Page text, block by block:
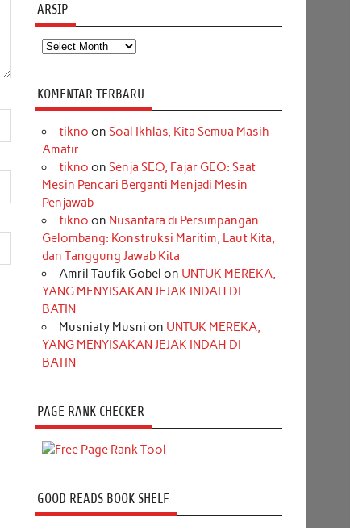
ARSIP
Arsip
KOMENTAR TERBARU
tikno on Soal Ikhlas, Kita Semua Masih
Amatir
tikno on Senja SEO, Fajar GEO: Saat
Mesin Pencari Berganti Menjadi Mesin
Penjawab
tikno on Nusantara di Persimpangan
Gelombang: Konstruksi Maritim, Laut Kita,
dan Tanggung Jawab Kita
Amril Taufik Gobel on UNTUK MEREKA,
YANG MENYISAKAN JEJAK INDAH DI
BATIN
Musniaty Musni on UNTUK MEREKA,
YANG MENYISAKAN JEJAK INDAH DI
BATIN
PAGE RANK CHECKER
GOOD READS BOOK SHELF